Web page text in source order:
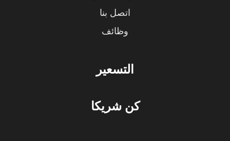
اتصل بنا
وظائف
التسعير
كن شريكا